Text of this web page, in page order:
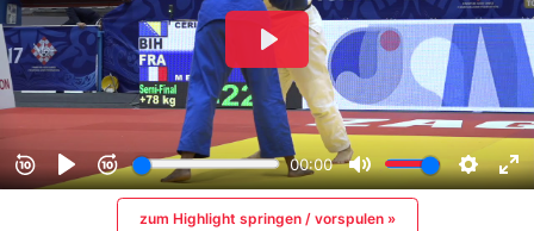
zum Highlight springen / vorspulen »